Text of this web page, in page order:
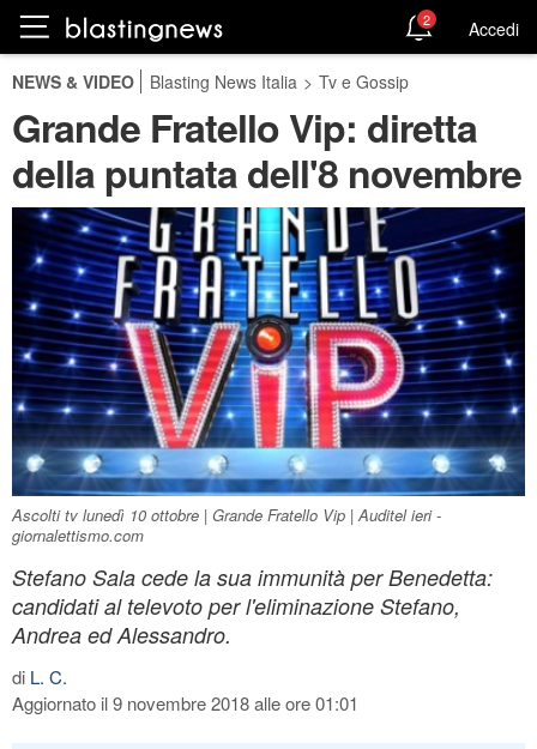
2 Accedi
NEWS & VIDEO Blasting News Italia > Tv e Gossip
Grande Fratello Vip: diretta
della puntata dell'8 novembre
Ascolti tv lunedì 10 ottobre | Grande Fratello Vip | Auditel ieri -
giornalettismo.com
Stefano Sala cede la sua immunità per Benedetta:
candidati al televoto per l'eliminazione Stefano,
Andrea ed Alessandro.
di L. C.
Aggiornato il 9 novembre 2018 alle ore 01:01